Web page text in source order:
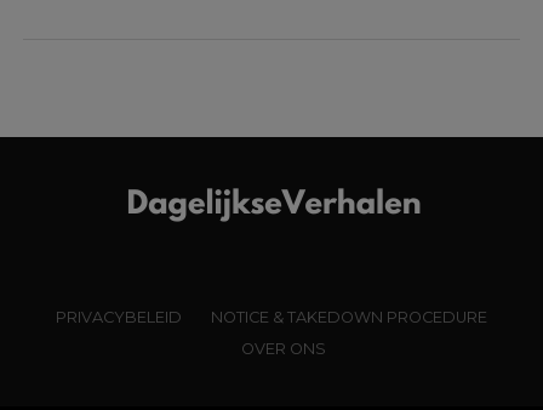
PRIVACYBELEID
NOTICE & TAKEDOWN PROCEDURE
OVER ONS